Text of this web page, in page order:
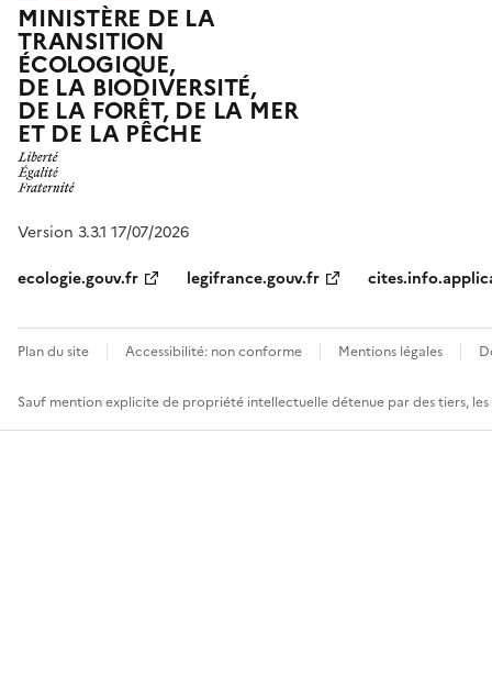
MINISTÈRE DE LA
TRANSITION
ÉCOLOGIQUE,
DE LA BIODIVERSITÉ,
DE LA FORÊT, DE LA MER
ET DE LA PÊCHE
Version 3.3.1 17/07/2026
ecologie.gouv.fr
legifrance.gouv.fr
Plan du site Accessibilité: non conforme Mentions légales
Sauf mention explicite de propriété intellectuelle détenue par des tiers,